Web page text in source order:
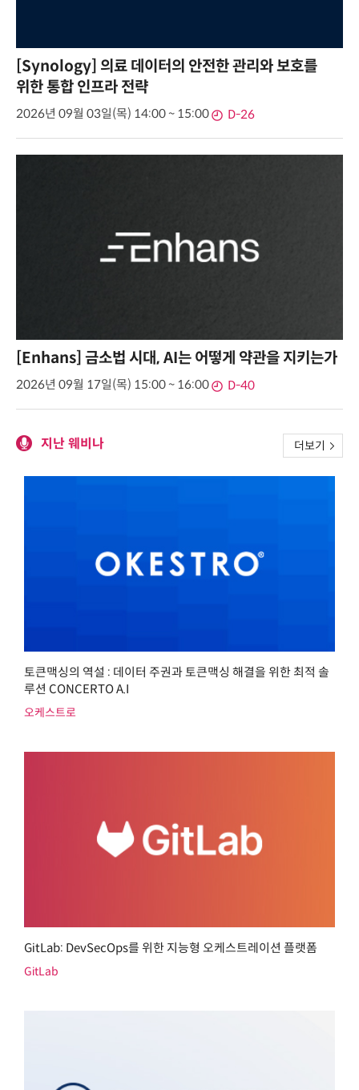
[Synology] 의료 데이터의 안전한 관리와 보호를
위한 통합 인프라 전략
2026년 09월 03일(목) 14:00 ~ 15:00 D-26
[Enhans] 금소법 시대, AI는 어떻게 약관을 지키는가
2026년 09월 17일(목) 15:00 ~ 16:00 D-40
지난 웨비나 더보기
토큰맥싱의 역설 : 데이터 주권과 토큰맥싱 해결을 위한 최적 솔
루션 CONCERTO A.I
오케스트로
GitLab: DevSecOps를 위한 지능형 오케스트레이션 플랫폼
GitLab